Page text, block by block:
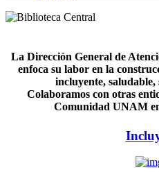
La Dirección General de
enfoca su labor en la
incluyente, saludable,
Colaboramos con otras
Comunidad UNAM